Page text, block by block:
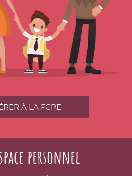
À LA FCPE
personnel